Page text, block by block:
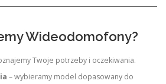
Wideodomofony?
Twoje potrzeby i oczekiwania.
– wybieramy model dopasowany do